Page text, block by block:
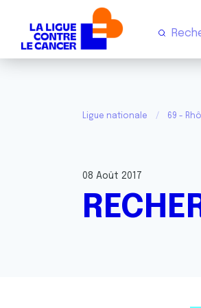
Ligue nationale 69 -
08 Août 2017